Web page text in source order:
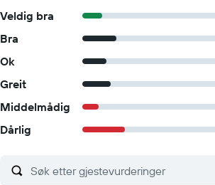
Veldig bra
Bra
Ok
Greit
Middelmådig
Dårlig